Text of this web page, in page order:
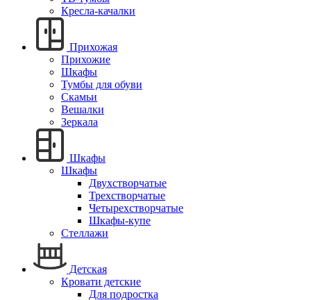
Кресла-качалки
Прихожая
Прихожие
Шкафы
Тумбы для обуви
Скамьи
Вешалки
Зеркала
Шкафы
Шкафы
Двухстворчатые
Трехстворчатые
Четырехстворчатые
Шкафы-купе
Стеллажи
Детская
Кровати детские
Для подростка